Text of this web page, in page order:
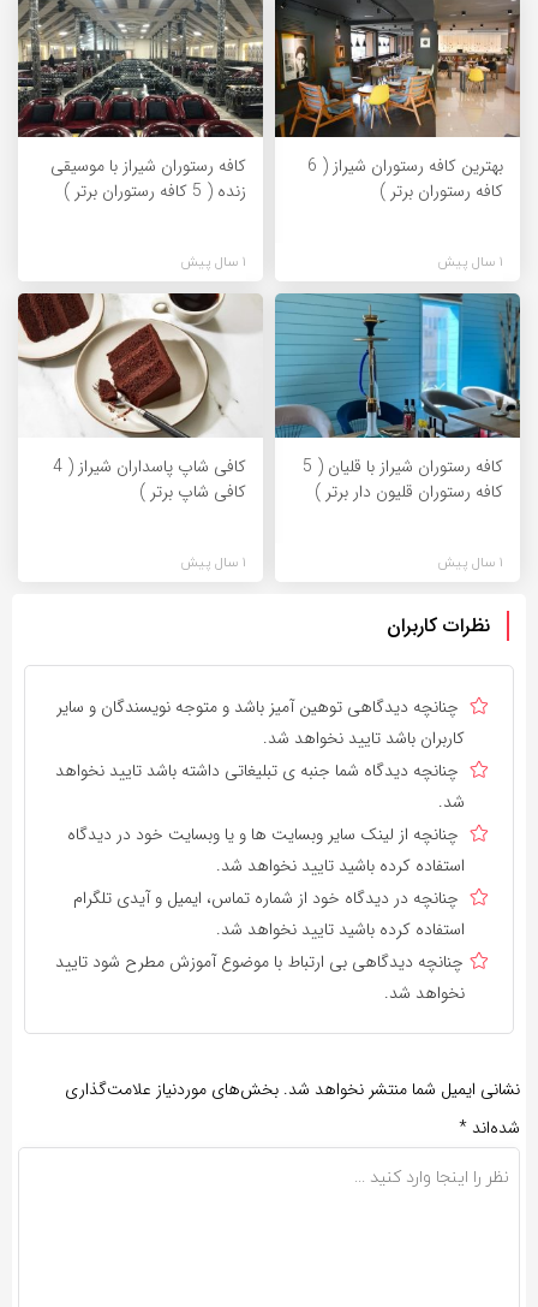
بهترین کافه رستوران شیراز ( 6
کافه رستوران برتر )
1 سال پیش
کافه رستوران شیراز با موسیقی
زنده ( 5 کافه رستوران برتر )
1 سال پیش
کافه رستوران شیراز با قلیان ( 5
کافه رستوران قلیون دار برتر )
1 سال پیش
کافی شاپ پاسداران شیراز ( 4
کافی شاپ برتر )
1 سال پیش
نظرات کاربران
چنانچه دیدگاهی توهین آمیز باشد و متوجه نویسندگان و سایر
کاربران باشد تایید نخواهد شد.
چنانچه دیدگاه شما جنبه ی تبلیغاتی داشته باشد تایید نخواهد
شد.
چنانچه از لینک سایر وبسایت ها و یا وبسایت خود در دیدگاه
استفاده کرده باشید تایید نخواهد شد.
چنانچه در دیدگاه خود از شماره تماس، ایمیل و آیدی تلگرام
استفاده کرده باشید تایید نخواهد شد.
چنانچه دیدگاهی بی ارتباط با موضوع آموزش مطرح شود تایید
نخواهد شد.
نشانی ایمیل شما منتشر نخواهد شد. بخش‌های موردنیاز علامت‌گذاری
شده‌اند *